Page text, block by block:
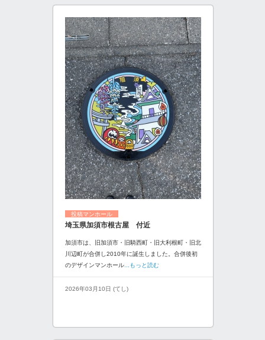
投稿マンホール
埼玉県加須市根古屋 付近
加須市は、旧加須市・旧騎西町・旧大利根町・旧北
川辺町が合併し2010年に誕生しました。合併後初
のデザインマンホール ...もっと読む
2026年03月10日 (てし)